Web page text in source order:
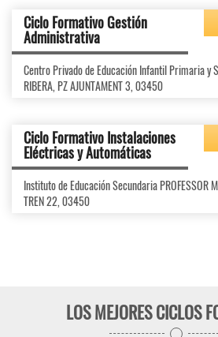
Ciclo Formativo Gestión
Administrativa
Centro Privado de Educación Infantil Primaria y
RIBERA, PZ AJUNTAMENT 3, 03450
Ciclo Formativo Instalaciones
Eléctricas y Automáticas
Instituto de Educación Secundaria PROFESSOR
TREN 22, 03450
LOS MEJORES CICLOS